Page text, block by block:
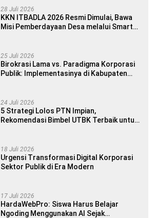
28 Juli 2026
KKN ITBADLA 2026 Resmi Dimulai, Bawa
Misi Pemberdayaan Desa melalui Smart
25 Juli 2026
Birokrasi Lama vs. Paradigma Korporasi
Publik: Implementasinya di Kabupaten
24 Juli 2026
5 Strategi Lolos PTN Impian,
Rekomendasi Bimbel UTBK Terbaik untuk
18 Juli 2026
Urgensi Transformasi Digital Korporasi
Sektor Publik di Era Modern
17 Juli 2026
HardaWebPro: Siswa Harus Belajar
Ngoding Menggunakan AI Sejak